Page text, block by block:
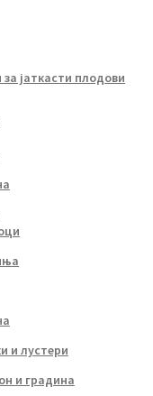
јаткасти плодови
и лустери
и градина